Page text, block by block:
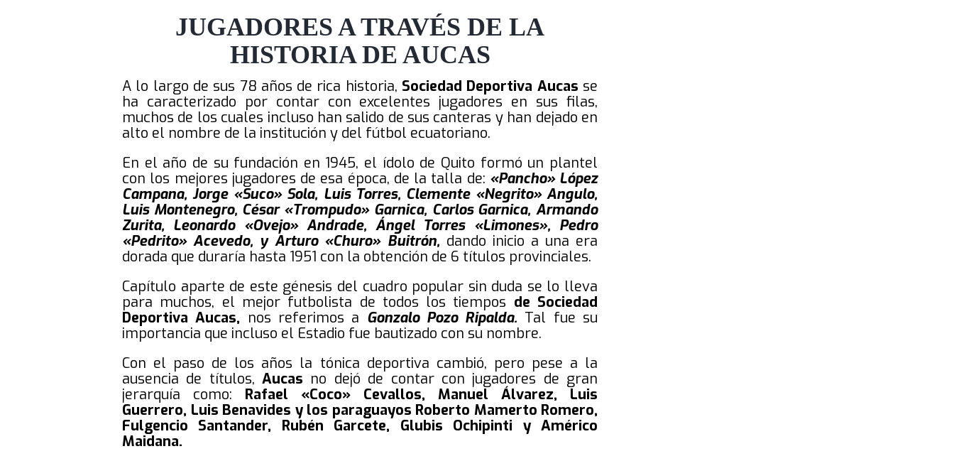
JUGADORES A TRAVÉS DE LA
HISTORIA DE AUCAS
A lo largo de sus 78 años de rica historia, Sociedad Deportiva Aucas se
ha caracterizado por contar con excelentes jugadores en sus filas,
muchos de los cuales incluso han salido de sus canteras y han dejado en
alto el nombre de la institución y del fútbol ecuatoriano.
En el año de su fundación en 1945, el ídolo de Quito formó un plantel
con los mejores jugadores de esa época, de la talla de: «Pancho» López
Campana, Jorge «Suco» Sola, Luis Torres, Clemente «Negrito» Angulo,
Luis Montenegro, César «Trompudo» Garnica, Carlos Garnica, Armando
Zurita, Leonardo «Ovejo» Andrade, Ángel Torres «Limones», Pedro
«Pedrito» Acevedo, y Arturo «Churo» Buitrón, dando inicio a una era
dorada que duraría hasta 1951 con la obtención de 6 títulos provinciales.
Capítulo aparte de este génesis del cuadro popular sin duda se lo lleva
para muchos, el mejor futbolista de todos los tiempos de Sociedad
Deportiva Aucas, nos referimos a Gonzalo Pozo Ripalda. Tal fue su
importancia que incluso el Estadio fue bautizado con su nombre.
Con el paso de los años la tónica deportiva cambió, pero pese a la
ausencia de títulos, Aucas no dejó de contar con jugadores de gran
jerarquía como: Rafael «Coco» Cevallos, Manuel Álvarez, Luis
Guerrero, Luis Benavides y los paraguayos Roberto Mamerto Romero,
Fulgencio Santander, Rubén Garcete, Glubis Ochipinti y Américo
Maidana.